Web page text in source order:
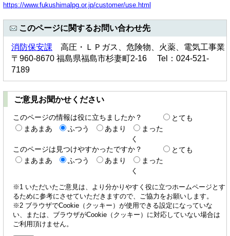
https://www.fukushimalpg.or.jp/customer/use.html
このページに関するお問い合わせ先
消防保安課 高圧・ＬＰガス、危険物、火薬、電気工事業
〒960-8670 福島県福島市杉妻町2-16 Tel：024-521-
7189
ご意見お聞かせください
このページの情報は役に立ちましたか？
とても
まあまあ
ふつう あまり
まった
く
このページは見つけやすかったですか？
とても
まあまあ
ふつう あまり
まった
く
※1 いただいたご意見は、より分かりやすく役に立つホームページとす
るために参考にさせていただきますので、ご協力をお願いします。
※2 ブラウザでCookie（クッキー）が使用できる設定になっていな
い、または、ブラウザがCookie（クッキー）に対応していない場合は
ご利用頂けません。